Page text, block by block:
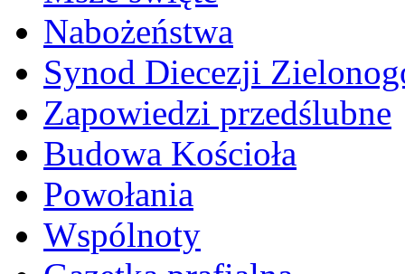
Nabożeństwa
Synod Diecezji
Zapowiedzi przedślubne
Budowa Kościoła
Powołania
Wspólnoty